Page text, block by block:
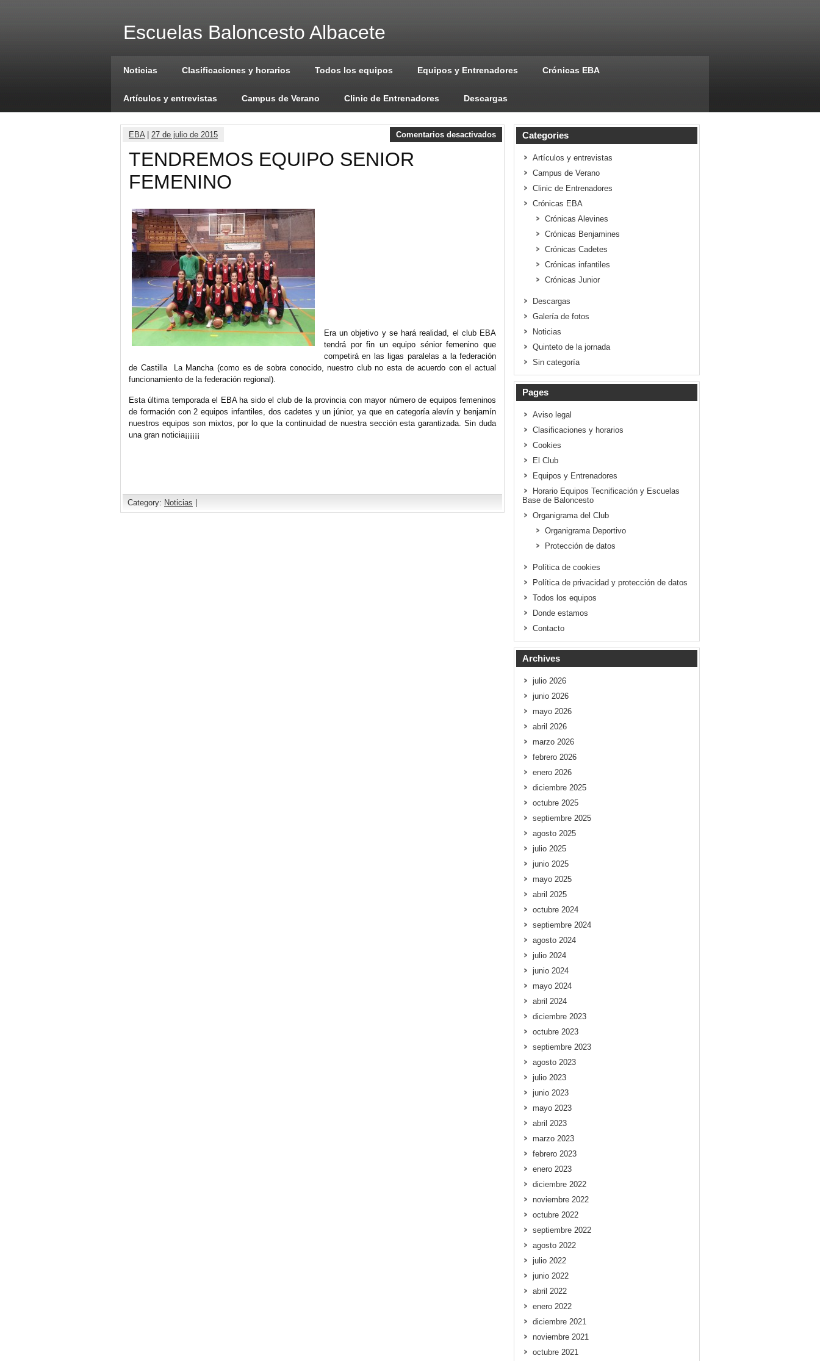
Escuelas Baloncesto Albacete
Noticias Clasificaciones y horarios Todos los equipos Equipos y Entrenadores Crónicas EBA
Artículos y entrevistas Campus de Verano Clinic de Entrenadores Descargas
EBA| 27 de julio de 2015 Comentarios desactivados
TENDREMOS EQUIPO SENIOR
FEMENINO
Era un objetivo y se hará realidad, el club EBA
tendrá por fin un equipo sénior femenino que
competirá en las ligas paralelas a la federación
de Castilla La Mancha (como es de sobra conocido, nuestro club no esta de acuerdo con el actual
funcionamiento de la federación regional).
Esta última temporada el EBA ha sido el club de la provincia con mayor número de equipos femeninos
de formación con 2 equipos infantiles, dos cadetes y un júnior, ya que en categoría alevín y benjamín
nuestros equipos son mixtos, por lo que la continuidad de nuestra sección esta garantizada. Sin duda
una gran noticia¡¡¡¡¡¡
Category: Noticias
Categories
Artículos y entrevistas
Campus de Verano
Clinic de Entrenadores
Crónicas EBA
Crónicas Alevines
Crónicas Benjamines
Crónicas Cadetes
Crónicas infantiles
Crónicas Junior
Descargas
Galería de fotos
Noticias
Quinteto de la jornada
Sin categoría
Pages
Aviso legal
Clasificaciones y horarios
Cookies
El Club
Equipos y Entrenadores
Horario Equipos Tecnificación y Escuelas
Base de Baloncesto
Organigrama del Club
Organigrama Deportivo
Protección de datos
Política de cookies
Política de privacidad y protección de datos
Todos los equipos
Donde estamos
Contacto
Archives
julio 2026
junio 2026
mayo 2026
abril 2026
marzo 2026
febrero 2026
enero 2026
diciembre 2025
octubre 2025
septiembre 2025
agosto 2025
julio 2025
junio 2025
mayo 2025
abril 2025
octubre 2024
septiembre 2024
agosto 2024
julio 2024
junio 2024
mayo 2024
abril 2024
diciembre 2023
octubre 2023
septiembre 2023
agosto 2023
julio 2023
junio 2023
mayo 2023
abril 2023
marzo 2023
febrero 2023
enero 2023
diciembre 2022
noviembre 2022
octubre 2022
septiembre 2022
agosto 2022
julio 2022
junio 2022
abril 2022
enero 2022
diciembre 2021
noviembre 2021
octubre 2021